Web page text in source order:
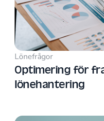
Lönefrågor
Optimering för
lönehantering